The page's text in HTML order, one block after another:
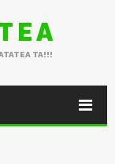
TA!!!